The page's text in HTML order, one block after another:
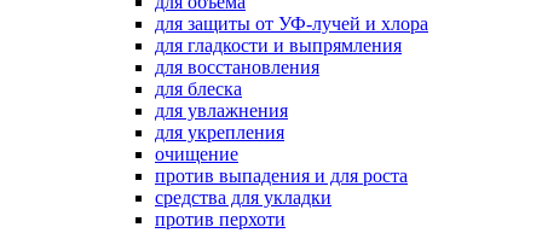
для защиты от УФ-лучей и хлора
для гладкости и выпрямления
для восстановления
для блеска
для увлажнения
для укрепления
очищение
против выпадения и для роста
средства для укладки
против перхоти